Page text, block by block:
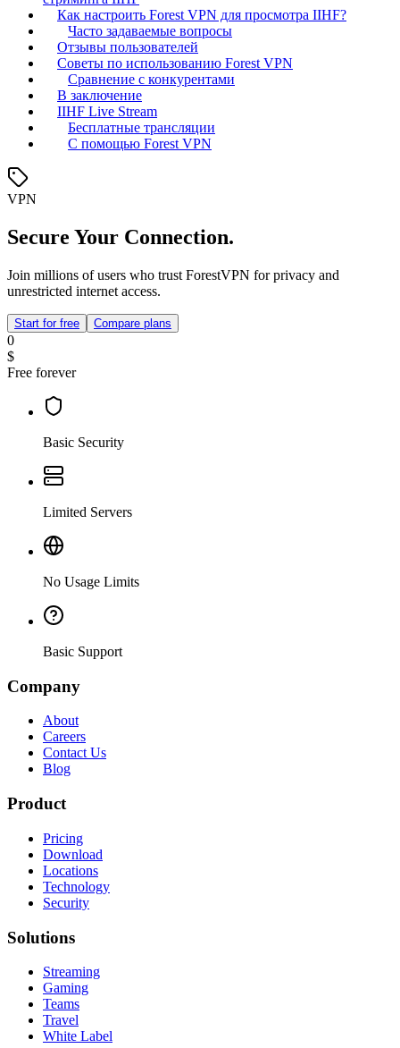
Как настроить Forest VPN для просмотра IIHF?
Часто задаваемые вопросы
Отзывы пользователей
Советы по использованию Forest VPN
Сравнение с конкурентами
В заключение
IIHF Live Stream
Бесплатные трансляции
С помощью Forest VPN
VPN
Secure Your Connection.
Join millions of users who trust ForestVPN for privacy and
unrestricted internet access.
Start for free Compare plans
0
$
Free forever
Basic Security
Limited Servers
No Usage Limits
Basic Support
Company
About
Careers
Contact Us
Blog
Product
Pricing
Download
Locations
Technology
Security
Solutions
Streaming
Gaming
Teams
Travel
White Label